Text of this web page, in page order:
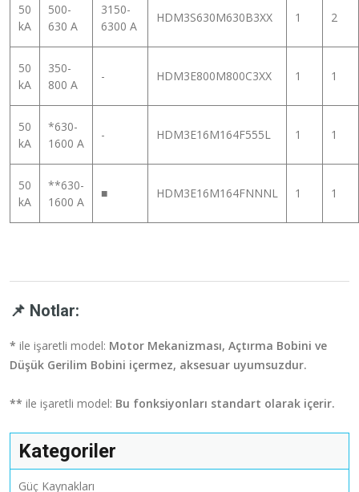
50
kA
500-
630 A
3150-
6300 A
HDM3S630M630B3XX 1 2
50
kA
350-
800 A
- HDM3E800M800C3XX 1 1
50
kA
*630-
1600 A
- HDM3E16M164F555L 1 1
50
kA
**630-
1600 A
■ HDM3E16M164FNNNL 1 1
📌 Notlar:
* ile işaretli model: Motor Mekanizması, Açtırma Bobini ve
Düşük Gerilim Bobini içermez, aksesuar uyumsuzdur.
** ile işaretli model: Bu fonksiyonları standart olarak içerir.
Kategoriler
Güç Kaynakları